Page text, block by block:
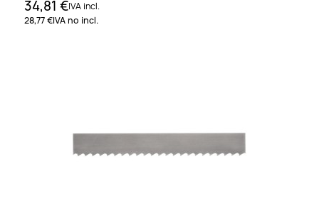
34,81 €IVA incl.
28,77 €IVA no incl.